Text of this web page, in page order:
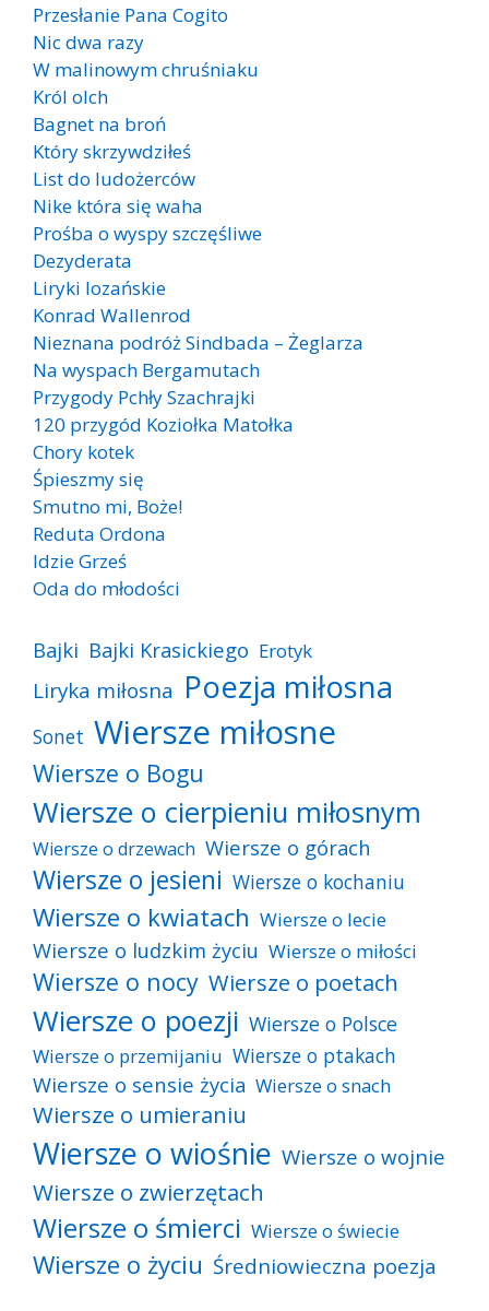
Przesłanie Pana Cogito
Nic dwa razy
W malinowym chruśniaku
Król olch
Bagnet na broń
Który skrzywdziłeś
List do ludożerców
Nike która się waha
Prośba o wyspy szczęśliwe
Dezyderata
Liryki lozańskie
Konrad Wallenrod
Nieznana podróż Sindbada – Żeglarza
Na wyspach Bergamutach
Przygody Pchły Szachrajki
120 przygód Koziołka Matołka
Chory kotek
Śpieszmy się
Smutno mi, Boże!
Reduta Ordona
Idzie Grześ
Oda do młodości
Bajki Bajki Krasickiego Erotyk
Liryka miłosna Poezja miłosna
Sonet Wiersze miłosne
Wiersze o Bogu
Wiersze o cierpieniu miłosnym
Wiersze o drzewach Wiersze o górach
Wiersze o jesieni Wiersze o kochaniu
Wiersze o kwiatach Wiersze o lecie
Wiersze o ludzkim życiu Wiersze o miłości
Wiersze o nocy Wiersze o poetach
Wiersze o poezji Wiersze o Polsce
Wiersze o przemijaniu Wiersze o ptakach
Wiersze o sensie życia Wiersze o snach
Wiersze o umieraniu
Wiersze o wiośnie Wiersze o wojnie
Wiersze o zwierzętach
Wiersze o śmierci Wiersze o świecie
Wiersze o życiu Średniowieczna poezja